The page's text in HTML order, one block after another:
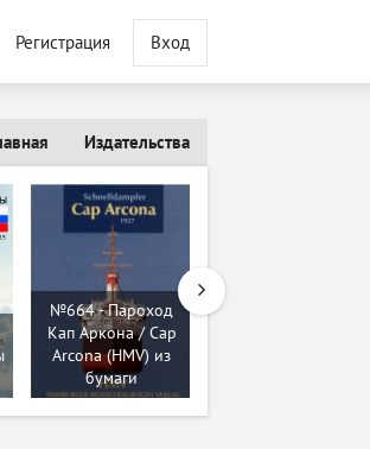
Регистрация Вход
Издательства
№664 - Пароход
Кап Аркона / Cap
Arcona (HMV) из
бумаги